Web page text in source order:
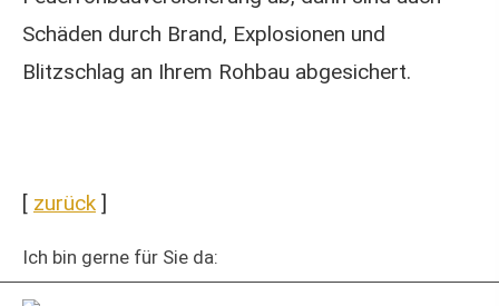
Schäden durch Brand, Explosionen und
Blitzschlag an Ihrem Rohbau abgesichert.
[ zurück ]
Ich bin gerne für Sie da: